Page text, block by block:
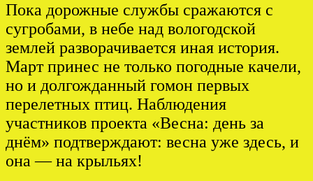
Пока дорожные службы сражаются с
сугробами, в небе над вологодской
землей разворачивается иная история.
Март принес не только погодные качели,
но и долгожданный гомон первых
перелетных птиц. Наблюдения
участников проекта «Весна: день за
днём» подтверждают: весна уже здесь, и
она — на крыльях!